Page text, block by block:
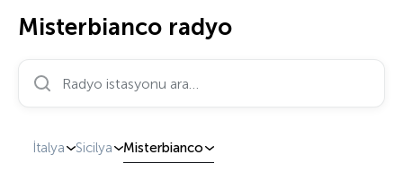
Misterbianco radyo
Radyo istasyonu ara…
İtalya Sicilya Misterbianco